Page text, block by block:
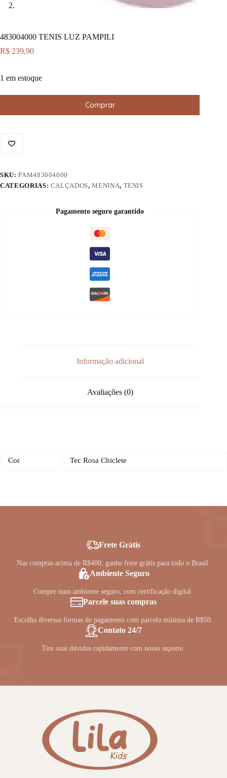
483004000 TENIS LUZ PAMPILI
R$ 239,90
1 em estoque
Comprar
SKU:PAM483004000
CATEGORIAS: CALÇADOS,MENINA, TENIS
Pagamento seguro garantido
Informação adicional
Avaliações (0)
Cor Tec Rosa Chiclete
Frete Grátis
Nas compras acima de R$400, ganhe frete grátis para todo o Brasil.
Ambiente Seguro
Compre num ambiente seguro, com certificação digital.
Parcele suas compras
Escolha diversas formas de pagamento com parcela mínima de R$50.
Contato 24/7
Tire suas dúvidas rapidamente com nosso suporte.